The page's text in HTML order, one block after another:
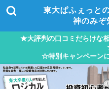
東大ぱふぇっと
神のみぞ
★大評判の口コミだらけな
☆特別キャンペーン